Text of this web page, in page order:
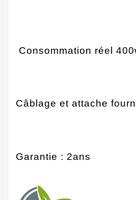
Consommation réel
Câblage et attache
Garantie : 2ans